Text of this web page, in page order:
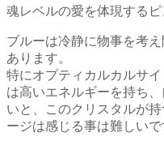
魂レベルの愛を体現する
ブルーは冷静に物事を考
あります。
特にオプティカルカルサ
は高いエネルギーを持ち
いと、このクリスタルが
ージは感じる事は難しいで